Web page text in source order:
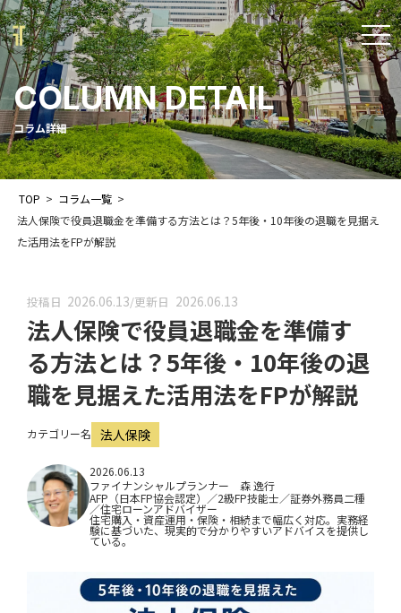
t
o
g
g
l
e
n
a
COLUMN DETAIL
コラム詳細
TOP > コラム一覧 >
法人保険で役員退職金を準備する方法とは？5年後・10年後の退職を見据え
た活用法をFPが解説
投稿日 2026.06.13/更新日 2026.06.13
法人保険で役員退職金を準備す
る方法とは？5年後・10年後の退
職を見据えた活用法をFPが解説
カテゴリー名 法人保険
2026.06.13
ファイナンシャルプランナー 森 逸行
AFP（日本FP協会認定）／2級FP技能士／証券外務員二種
／住宅ローンアドバイザー
住宅購入・資産運用・保険・相続まで幅広く対応。実務経
験に基づいた、現実的で分かりやすいアドバイスを提供し
ている。